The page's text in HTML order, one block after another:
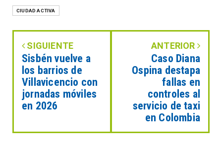
CIUDAD ACTIVA
SIGUIENTE
Sisbén vuelve a
los barrios de
Villavicencio con
jornadas móviles
en 2026
ANTERIOR
Caso Diana
Ospina destapa
fallas en
controles al
servicio de taxi
en Colombia